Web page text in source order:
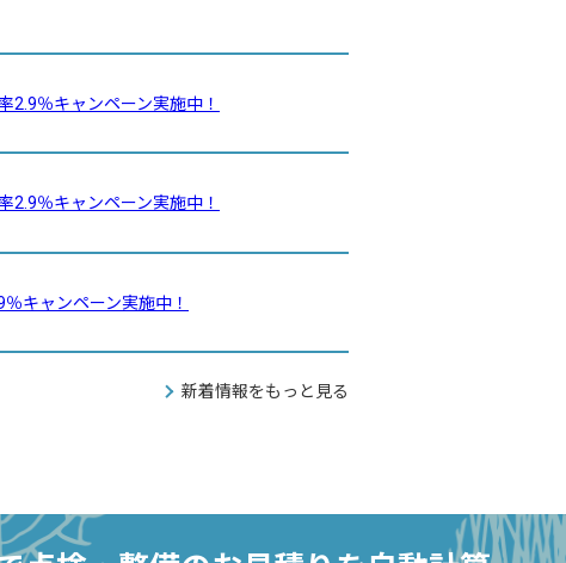
2.9％キャンペーン実施中！
2.9％キャンペーン実施中！
キャンペーン実施中！
新着情報をもっと見る